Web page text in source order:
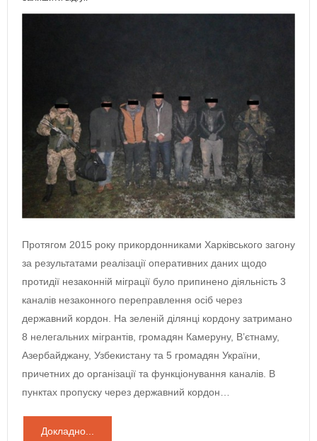
Протягом 2015 року прикордонниками Харківського загону
за результатами реалізації оперативних даних щодо
протидії незаконній міграції було припинено діяльність 3
каналів незаконного переправлення осіб через
державний кордон. На зеленій ділянці кордону затримано
8 нелегальних мігрантів, громадян Камеруну, В’єтнаму,
Азербайджану, Узбекистану та 5 громадян України,
причетних до організації та функціонування каналів. В
пунктах пропуску через державний кордон…
Докладно...